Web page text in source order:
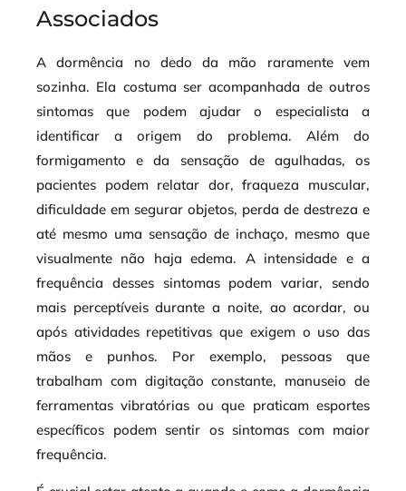
Associados
A dormência no dedo da mão raramente vem
sozinha. Ela costuma ser acompanhada de outros
sintomas que podem ajudar o especialista a
identificar a origem do problema. Além do
formigamento e da sensação de agulhadas, os
pacientes podem relatar dor, fraqueza muscular,
dificuldade em segurar objetos, perda de destreza e
até mesmo uma sensação de inchaço, mesmo que
visualmente não haja edema. A intensidade e a
frequência desses sintomas podem variar, sendo
mais perceptíveis durante a noite, ao acordar, ou
após atividades repetitivas que exigem o uso das
mãos e punhos. Por exemplo, pessoas que
trabalham com digitação constante, manuseio de
ferramentas vibratórias ou que praticam esportes
específicos podem sentir os sintomas com maior
frequência.